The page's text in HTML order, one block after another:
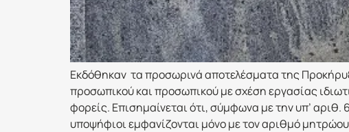
Εκδόθηκαν τα προσωρινά αποτελέσματα της
προσωπικού και προσωπικού με σχέση εργασίας
φορείς. Επισημαίνεται ότι, σύμφωνα με την υπ’
υποψήφιοι εμφανίζονται μόνο με τον αριθμό